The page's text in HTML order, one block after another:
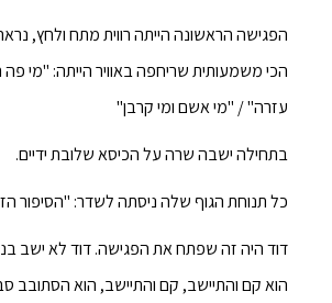
הפגישה הראשונה הייתה רווית מתח ולחץ,
הכי משמעותית שריחפה באוויר הייתה: "מי פה
עזרה" / "מי אשם ומי קרבן"
בתחילה ישבה שרה על הכיסא שלובת ידיים.
כל תנוחת הגוף שלה ניסתה לשדר: "הסיפור
דוד היה זה שפתח את הפגישה. דוד לא ישב
הוא קם והתיישב, קם והתיישב, הוא הסתובב